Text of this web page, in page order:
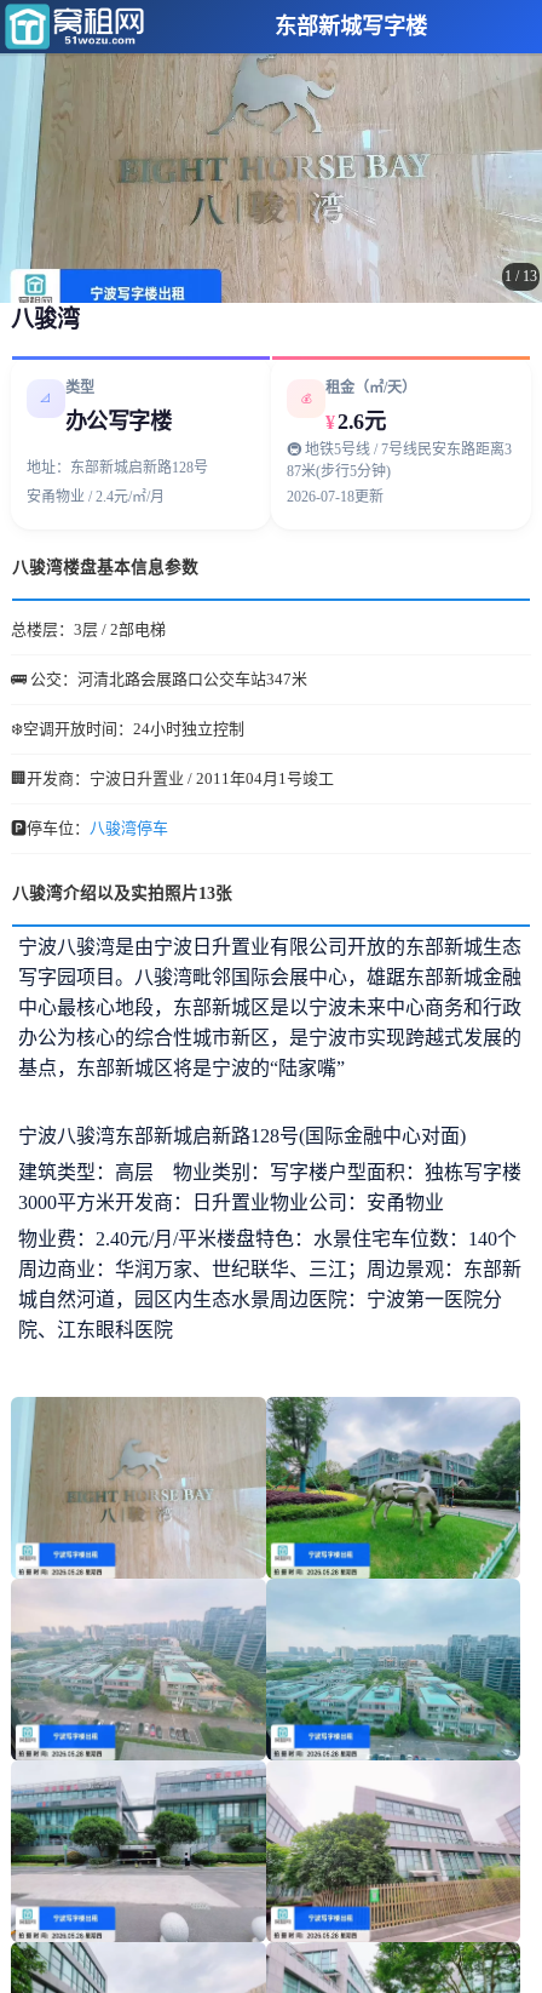
东部新城写字楼
1 / 13
八骏湾
📐
类型
办公写字楼
地址：东部新城启新路128号
安甬物业 / 2.4元/㎡/月
💰
租金（㎡/天）
¥2.6元
🚇 地铁5号线 / 7号线民安东路距离3
87米(步行5分钟)
2026-07-18更新
八骏湾楼盘基本信息参数
总楼层：3层 / 2部电梯
🚌 公交：河清北路会展路口公交车站347米
❄️空调开放时间：24小时独立控制
🏢开发商：宁波日升置业 / 2011年04月1号竣工
🅿️停车位： 八骏湾停车
八骏湾介绍以及实拍照片13张
宁波八骏湾是由宁波日升置业有限公司开放的东部新城生态
写字园项目。八骏湾毗邻国际会展中心，雄踞东部新城金融
中心最核心地段，东部新城区是以宁波未来中心商务和行政
办公为核心的综合性城市新区，是宁波市实现跨越式发展的
基点，东部新城区将是宁波的“陆家嘴”
宁波八骏湾东部新城启新路128号(国际金融中心对面)
建筑类型：高层 物业类别：写字楼户型面积：独栋写字楼
3000平方米开发商：日升置业物业公司：安甬物业
物业费：2.40元/月/平米楼盘特色：水景住宅车位数：140个
周边商业：华润万家、世纪联华、三江；周边景观：东部新
城自然河道，园区内生态水景周边医院：宁波第一医院分
院、江东眼科医院